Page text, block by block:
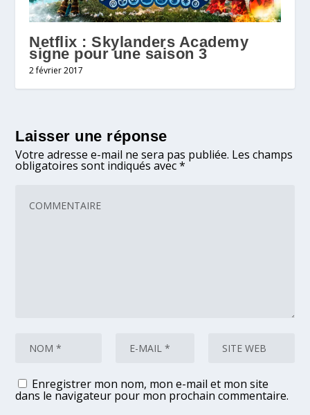
Netflix : Skylanders Academy
signe pour une saison 3
2 février 2017
Laisser une réponse
Votre adresse e-mail ne sera pas publiée. Les champs
obligatoires sont indiqués avec*
Enregistrer mon nom, mon e-mail et mon site
dans le navigateur pour mon prochain commentaire.